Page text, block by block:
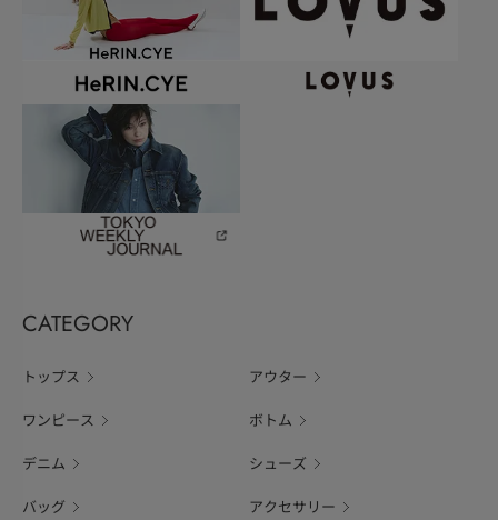
CATEGORY
トップス アウター
ワンピース ボトム
デニム シューズ
バッグ アクセサリー